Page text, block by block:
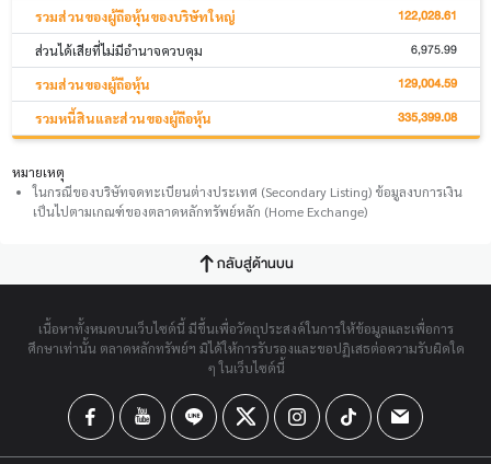
รวมส่วนของผู้ถือหุ้นของบริษัทใหญ่ 122,028.61
ส่วนได้เสียที่ไม่มีอำนาจควบคุม 6,975.99
รวมส่วนของผู้ถือหุ้น 129,004.59
รวมหนี้สินและส่วนของผู้ถือหุ้น 335,399.08
หมายเหตุ
ในกรณีของบริษัทจดทะเบียนต่างประเทศ (Secondary Listing) ข้อมูลงบการเงิน
เป็นไปตามเกณฑ์ของตลาดหลักทรัพย์หลัก (Home Exchange)
กลับสู่ด้านบน
เนื้อหาทั้งหมดบนเว็บไซต์นี้ มีขึ้นเพื่อวัตถุประสงค์ในการให้ข้อมูลและเพื่อการ
ศึกษาเท่านั้น ตลาดหลักทรัพย์ฯ มิได้ให้การรับรองและขอปฏิเสธต่อความรับผิดใด
ๆ ในเว็บไซต์นี้